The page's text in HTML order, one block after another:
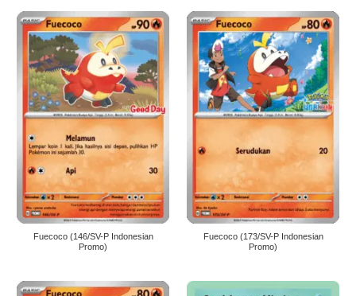
Fuecoco (146/SV-P Indonesian
Promo)
Fuecoco (173/SV-P Indonesian
Promo)